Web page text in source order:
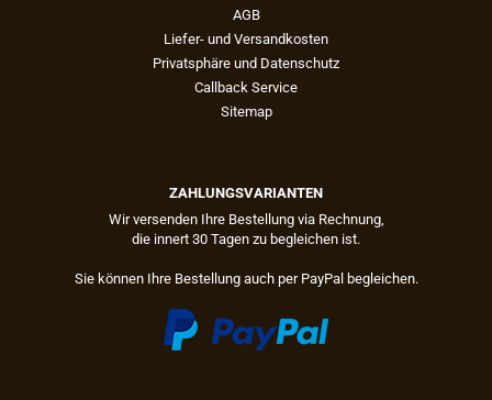
AGB
Liefer- und Versandkosten
Privatsphäre und Datenschutz
Callback Service
Sitemap
ZAHLUNGSVARIANTEN
Wir versenden Ihre Bestellung via Rechnung,
die innert 30 Tagen zu begleichen ist.
Sie können Ihre Bestellung auch per PayPal begleichen.